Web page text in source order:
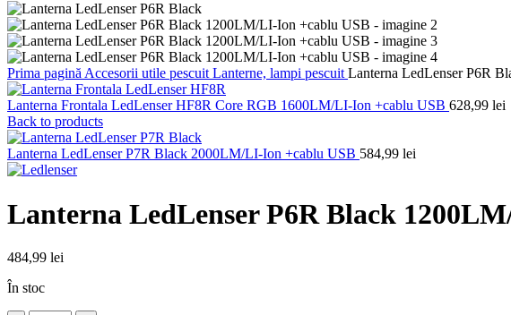
Prima pagină Accesorii utile pescuit Lanterne, lampi pescuit Lanterna LedLenser P6R
Lanterna Frontala LedLenser HF8R Core RGB 1600LM/LI-Ion +cablu USB 628,99 lei
Back to products
Lanterna LedLenser P7R Black 2000LM/LI-Ion +cablu USB 584,99 lei
Lanterna LedLenser P6R Black
484,99 lei
În stoc